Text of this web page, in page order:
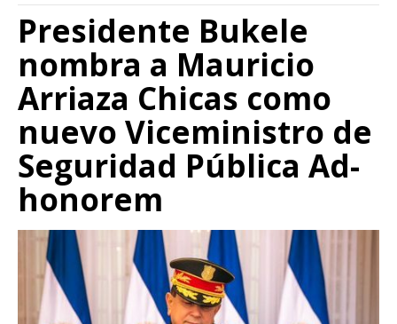
Presidente Bukele
nombra a Mauricio
Arriaza Chicas como
nuevo Viceministro de
Seguridad Pública Ad-
honorem